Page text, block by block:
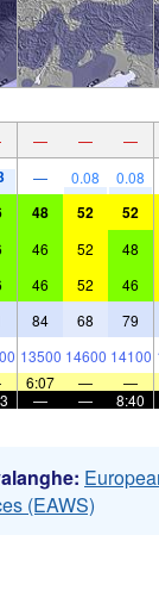
— — —
— 0.08 0.08
48 52 52
46 52 48
46 52 46
84 68 79
13500 14600 14100
6:07 — —
— — 8:40
(EAWS)